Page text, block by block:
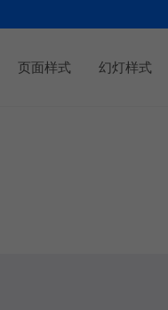
页面样式 幻灯样式